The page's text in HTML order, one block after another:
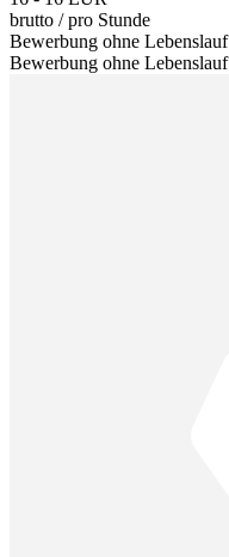
brutto /pro Stunde
Bewerbung ohne Lebenslauf
Bewerbung ohne Lebenslauf